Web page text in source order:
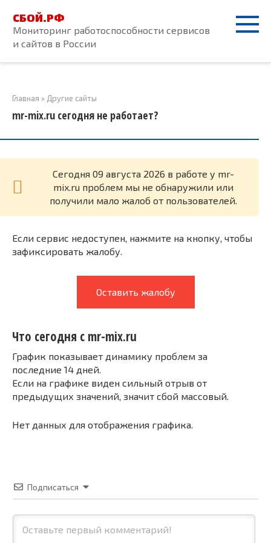
контенту
СБОЙ.РФ
Мониторинг работоспособности сервисов
и сайтов в России
Главная » Другие сайты
mr-mix.ru сегодня не работает?
Cегодня 09 августа 2026 в работе у mr-
mix.ru проблем мы не обнаружили или
получили мало жалоб от пользователей.
Если сервис недоступен, нажмите на кнопку, чтобы
зафиксировать жалобу.
Оставить жалобу
Что сегодня с mr-mix.ru
График показывает динамику проблем за
последние 14 дней.
Если на графике виден сильный отрыв от
предыдущих значений, значит сбой массовый.
Нет данных для отображения графика.
Подписаться